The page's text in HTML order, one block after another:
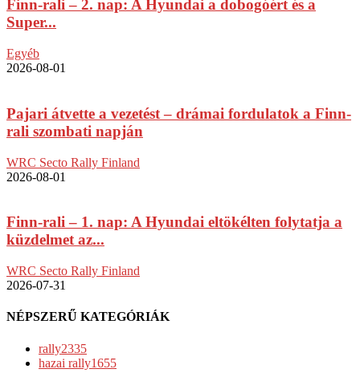
Finn-rali – 2. nap: A Hyundai a dobogóért és a
Super...
Egyéb
2026-08-01
Pajari átvette a vezetést – drámai fordulatok a Finn-
rali szombati napján
WRC Secto Rally Finland
2026-08-01
Finn-rali – 1. nap: A Hyundai eltökélten folytatja a
küzdelmet az...
WRC Secto Rally Finland
2026-07-31
NÉPSZERŰ KATEGÓRIÁK
rally2335
hazai rally1655